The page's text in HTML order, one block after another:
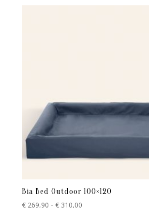
Bia Bed Outdoor 100×120
€269,90 - €310,00Prijsklasse: